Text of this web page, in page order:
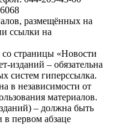
размещённых на
ссылки на
страницы «Новости
изданий – обязательна
систем гиперссылка.
в независимости от
материалов.
– должна быть
в первом абзаце